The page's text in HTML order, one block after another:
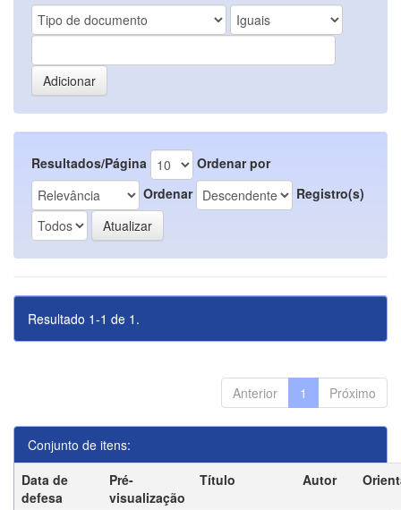
Resultados/Página
Ordenar por
Ordenar
Registro(s)
Resultado 1-1 de 1.
Anterior 1 Próximo
Conjunto de itens:
Data de
defesa
Pré-
visualização
Título Autor